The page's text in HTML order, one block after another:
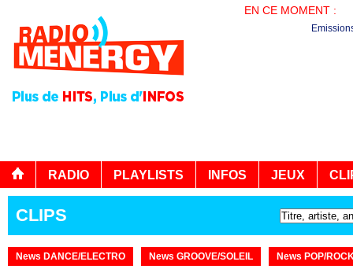
EN CE MOMENT :
RADIO PLAYLISTS INFOS JEUX
CLIPS
News DANCE/ELECTRO News GROOVE/SOLEIL
News POP/